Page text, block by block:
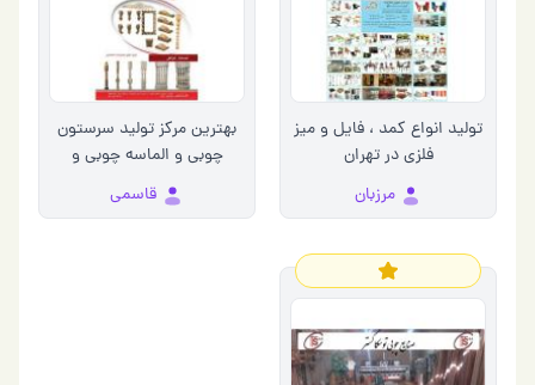
تولید انواع کمد ، فایل و میز
فلزی در تهران
مرزبان
بهترین مرکز تولید سرستون
چوبی و الماسه چوبی و
لوتوس چوبی
قاسمی